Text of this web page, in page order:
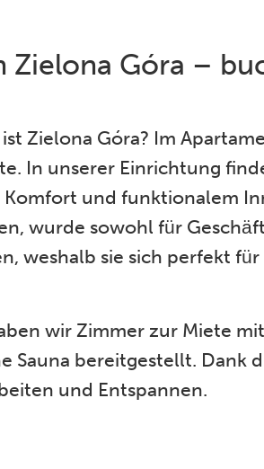
Zielona Góra –
ist Zielona Góra? Im
In unserer Einrichtung
und funktionalem
wurde sowohl für
weshalb sie sich perfekt
wir Zimmer zur Miete
Sauna bereitgestellt. Dank
und Entspannen.